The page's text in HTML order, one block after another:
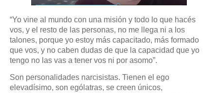
“Yo vine al mundo con una misión y todo lo que hacés
vos, y el resto de las personas, no me llega ni a los
talones, porque yo estoy más capacitado, más formado
que vos, y no caben dudas de que la capacidad que yo
tengo no las vas a tener vos ni por asomo”.
Son personalidades narcisistas. Tienen el ego
elevadísimo, son ególatras, se creen únicos,